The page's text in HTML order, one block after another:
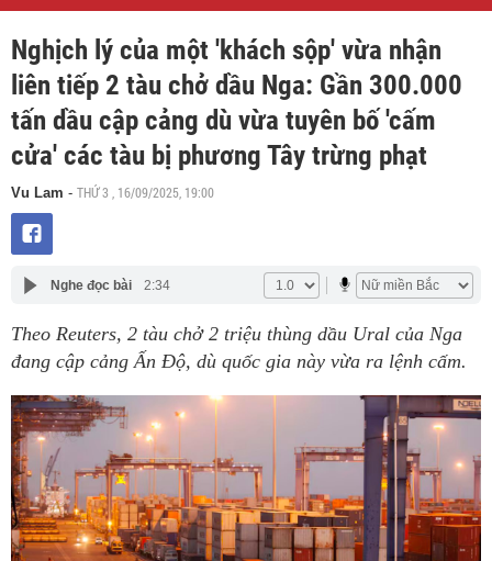
Nghịch lý của một 'khách sộp' vừa nhận
liên tiếp 2 tàu chở dầu Nga: Gần 300.000
tấn dầu cập cảng dù vừa tuyên bố 'cấm
cửa' các tàu bị phương Tây trừng phạt
Vu Lam - THỨ 3 , 16/09/2025, 19:00
Nghe đọc bài 2:34
Theo Reuters, 2 tàu chở 2 triệu thùng dầu Ural của Nga
đang cập cảng Ấn Độ, dù quốc gia này vừa ra lệnh cấm.